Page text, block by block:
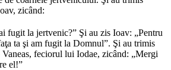
zicând:
fugit la jertvenic?” Şi au zis Ioav: „Pentru
ta şi am fugit la Domnul”. Şi au trimis
feciorul lui Iodae, zicând: „Mergi
el!”